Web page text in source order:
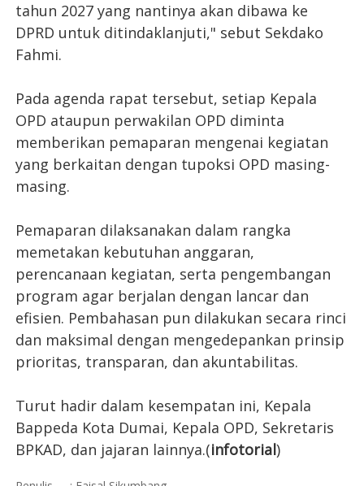
tahun 2027 yang nantinya akan dibawa ke
DPRD untuk ditindaklanjuti," sebut Sekdako
Fahmi.
Pada agenda rapat tersebut, setiap Kepala
OPD ataupun perwakilan OPD diminta
memberikan pemaparan mengenai kegiatan
yang berkaitan dengan tupoksi OPD masing-
masing.
Pemaparan dilaksanakan dalam rangka
memetakan kebutuhan anggaran,
perencanaan kegiatan, serta pengembangan
program agar berjalan dengan lancar dan
efisien. Pembahasan pun dilakukan secara rinci
dan maksimal dengan mengedepankan prinsip
prioritas, transparan, dan akuntabilitas.
Turut hadir dalam kesempatan ini, Kepala
Bappeda Kota Dumai, Kepala OPD, Sekretaris
BPKAD, dan jajaran lainnya.(infotorial)